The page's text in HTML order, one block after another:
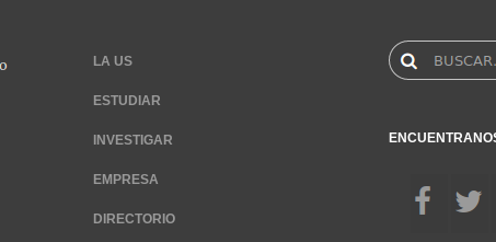
LA US
ESTUDIAR
INVESTIGAR
EMPRESA
DIRECTORIO